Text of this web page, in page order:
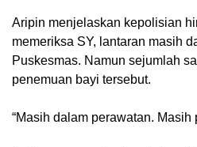
Aripin menjelaskan kepolisian
memeriksa SY, lantaran masih
Puskesmas. Namun sejumlah
penemuan bayi tersebut.
“Masih dalam perawatan. Masih